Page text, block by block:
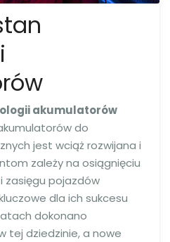
akumulatorów
do
jest wciąż rozwijana i
zależy na osiągnięciu
zasięgu pojazdów
dla ich sukcesu
dokonano
tej dziedzinie, a nowe